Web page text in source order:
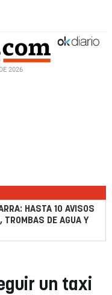
2026
HASTA 10 AVISOS
DE AGUA Y
un taxi